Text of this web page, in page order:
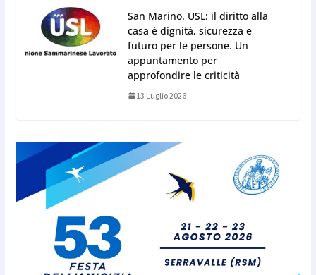
San Marino. USL: il diritto alla
casa è dignità, sicurezza e
futuro per le persone. Un
appuntamento per
approfondire le criticità
13 Luglio 2026